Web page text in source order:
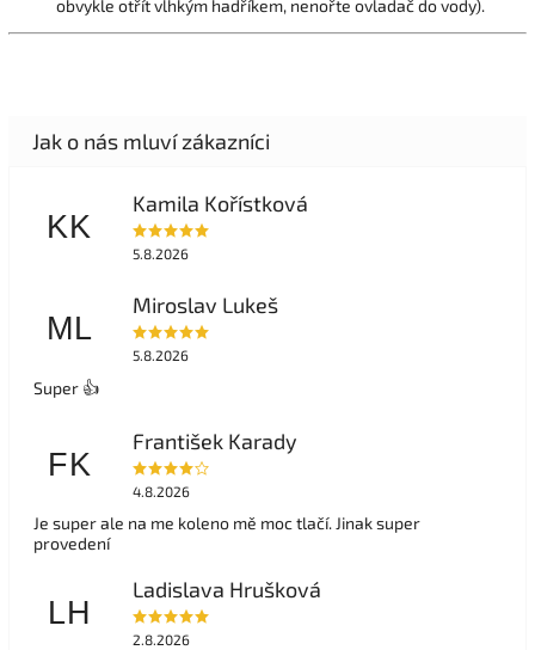
obvykle otřít vlhkým hadříkem, nenořte ovladač do vody).
KK
Kamila Kořístková
5.8.2026
ML
Miroslav Lukeš
5.8.2026
Super 👍
FK
František Karady
4.8.2026
Je super ale na me koleno mě moc tlačí. Jinak super
provedení
LH
Ladislava Hrušková
2.8.2026